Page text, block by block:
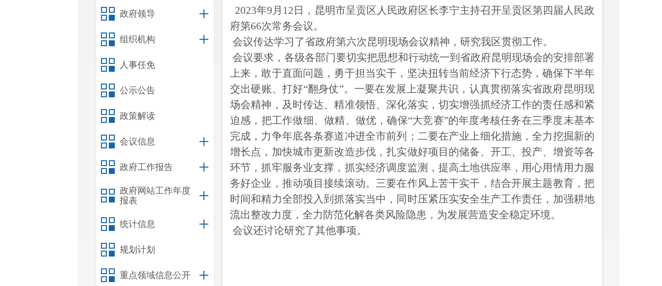
政府领导
组织机构
人事任免
公示公告
政策解读
会议信息
政府工作报告
政府网站工作年度
报表
统计信息
规划计划
重点领域信息公开
2023年9月 12 日，昆明市呈贡区人民政府区长李宁主持召开呈贡区第四届人民政
府第66次常务会议。
会议传达学习了省政府第六次昆明现场会议精神，研究我区贯彻工作。
会议要求， 各级各部门要切实把思想和行动统一到省政府昆明现场会的安排部署
上来，敢于直面问题，勇于担当实干，坚决扭转当前经济下行态势，确保下半年
交出硬账、打好“翻身仗”。 一要在发展上凝聚共识 ， 认真贯彻落实省政府昆明现
场会精神，及时传达、精准领悟、深化落实，切实增强抓经济工作的责任感和紧
迫感，把工作做细、做精、做优，确保“大竞赛”的年度考核任务在三季度末基本
完成，力争年底各条赛道冲进全市前列
； 二要在产业上细化措施 ，全力挖掘新的
增长点，加快城市更新改造步伐，扎实做好项目的储备、开工、投产、增资等各
环节，抓牢服务业支撑，抓实经济调度监测，提高土地供应率，用心用情用力服
务好企业，推动项目接续滚动。三要在作风上苦干实干 ， 结合开展主题教育，把
时间和精力全部投入到抓落实当中 ， 同时压紧压实安全生产工作责任 ，加强耕地
流出整改力度 ， 全力防范化解各类风险隐患，为发展营造安全稳定环境。
会议还讨论研究了其他事项。